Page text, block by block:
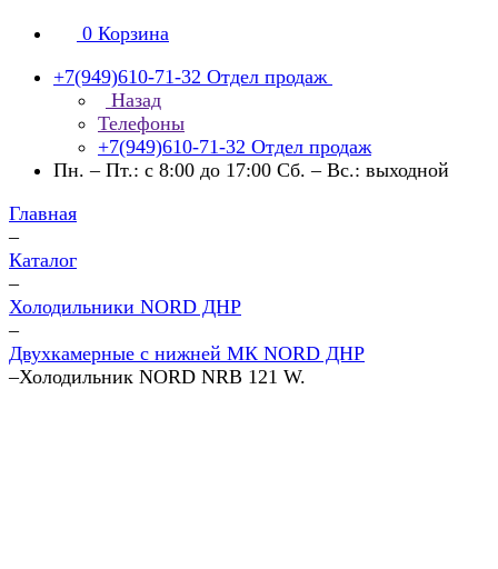
0 Корзина
+7(949)610-71-32 Отдел продаж
Назад
Телефоны
+7(949)610-71-32 Отдел продаж
Пн. – Пт.: с 8:00 до 17:00 Сб. – Вс.: выходной
Главная
–
Каталог
–
Холодильники NORD ДНР
–
Двухкамерные с нижней МК NORD ДНР
–Холодильник NORD NRB 121 W.